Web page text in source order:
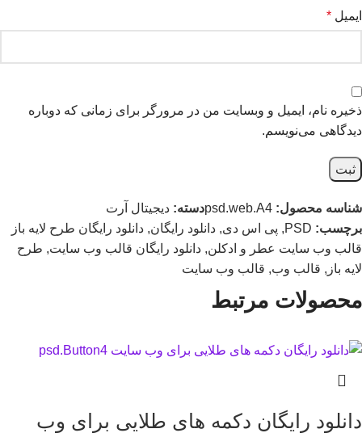
ایمیل *
ذخیره نام، ایمیل و وبسایت من در مرورگر برای زمانی که دوباره
دیدگاهی می‌نویسم.
شناسه محصول: psd.web.A4دسته: دیجیتال آرت
برچسب: PSD
, پی اس دی, دانلود رایگان, دانلود رایگان طرح لایه باز
قالب وب سایت عطر و ادکلن, دانلود رایگان قالب وب سایت, طرح
لایه باز , قالب وب, قالب وب سایت
محصولات مرتبط
دانلود رایگان دکمه های طلایی برای وب